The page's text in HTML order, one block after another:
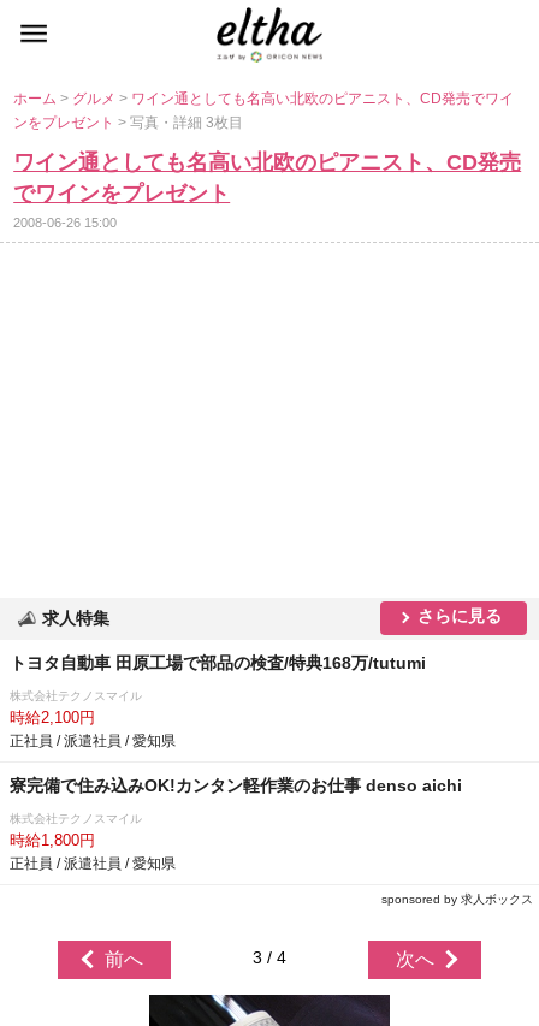
ホーム> グルメ> ワイン通としても名高い北欧のピアニスト、CD発売でワイ
ンをプレゼント> 写真・詳細 3枚目
ワイン通としても名高い北欧のピアニスト、CD発売
でワインをプレゼント
2008-06-26 15:00
求人特集 さらに見る
トヨタ自動車 田原工場で部品の検査/特典168万/tutumi
株式会社テクノスマイル
時給2,100円
正社員 / 派遣社員 / 愛知県
寮完備で住み込みOK!カンタン軽作業のお仕事 denso aichi
株式会社テクノスマイル
時給1,800円
正社員 / 派遣社員 / 愛知県
sponsored by 求人ボックス
前へ 3 / 4 次へ